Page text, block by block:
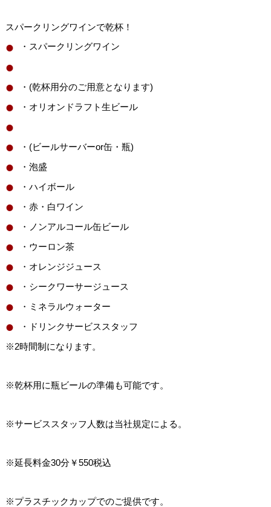
スパークリングワインで乾杯！
・スパークリングワイン
・(乾杯用分のご用意となります)
・オリオンドラフト生ビール
・(ビールサーバーor缶・瓶)
・泡盛
・ハイボール
・赤・白ワイン
・ノンアルコール缶ビール
・ウーロン茶
・オレンジジュース
・シークワーサージュース
・ミネラルウォーター
・ドリンクサービススタッフ
※2時間制になります。
※乾杯用に瓶ビールの準備も可能です。
※サービススタッフ人数は当社規定による。
※延長料金30分￥550税込
※プラスチックカップでのご提供です。